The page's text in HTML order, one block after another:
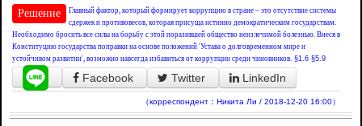
Решение
Главный фактор, который формирует коррупцию в стране – это отсутствие системы
сдержек и противовесов, которая присуща истинно демократическим государствам.
Необходимо бросить все силы на борьбу с этой поразившей общество неизлечимой болезнью. Внеся в
Конституцию государства поправки на основе положений 'Устава о долговременном мире и
устойчивом развитии', возможно навсегда избавиться от коррупции среди чиновников. §1.6 §5.9
Facebook Twitter LinkedIn
（корреспондент：Никита Ли / 2018-12-20 16:00）